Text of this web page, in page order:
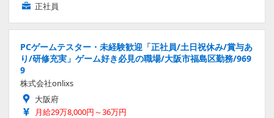
正社員
PCゲームテスター・未経験歓迎「正社員/土日祝休み/賞与あ
り/研修充実」ゲーム好き必見の職場/大阪市福島区勤務/969
9
株式会社onlixs
大阪府
月給29万8,000円～36万円